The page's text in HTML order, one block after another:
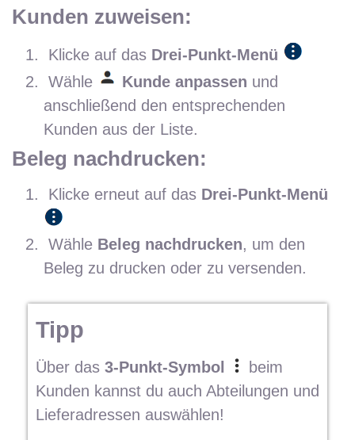
Kunden zuweisen:
Klicke auf das Drei-Punkt-Menü
Wähle
Kunde anpassen und
anschließend den entsprechenden
Kunden aus der Liste.
Beleg nachdrucken:
Klicke erneut auf das Drei-Punkt-Menü
Wähle Beleg nachdrucken, um den
Beleg zu drucken oder zu versenden.
Tipp
Über das 3-Punkt-Symbol
beim
Kunden kannst du auch Abteilungen und
Lieferadressen auswählen!